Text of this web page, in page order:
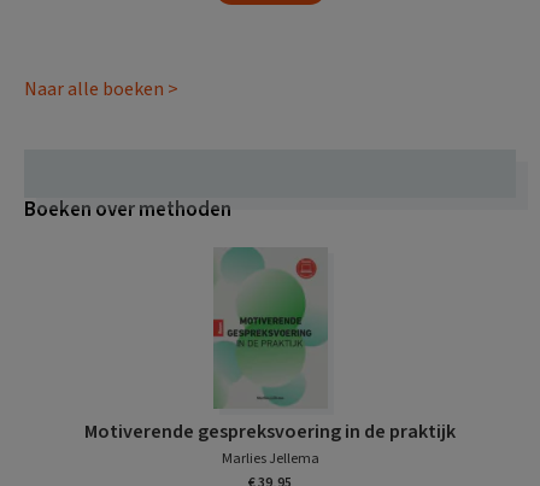
Naar alle boeken >
Boeken over methoden
Motiverende gespreksvoering in de praktijk
Marlies Jellema